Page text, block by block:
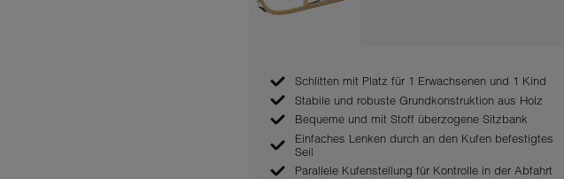
Schlitten mit Platz für 1 Erwachsenen und 1 Kind
Stabile und robuste Grundkonstruktion aus Holz
Bequeme und mit Stoff überzogene Sitzbank
Einfaches Lenken durch an den Kufen befestigtes
Seil
Parallele Kufenstellung für Kontrolle in der Abfahrt